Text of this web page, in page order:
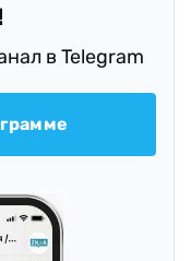
в Telegram